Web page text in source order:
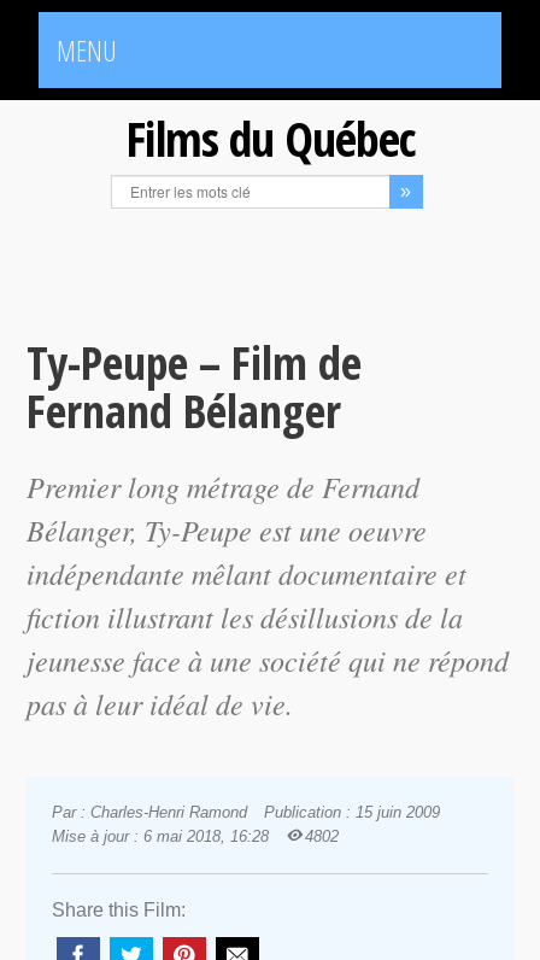
MENU
Films du Québec
Ty-Peupe – Film de
Fernand Bélanger
Premier long métrage de Fernand
Bélanger, Ty-Peupe est une oeuvre
indépendante mêlant documentaire et
fiction illustrant les désillusions de la
jeunesse face à une société qui ne répond
pas à leur idéal de vie.
Par : Charles-Henri Ramond
Publication : 15 juin 2009
Mise à jour : 6 mai 2018, 16:28
4802
Share this Film: